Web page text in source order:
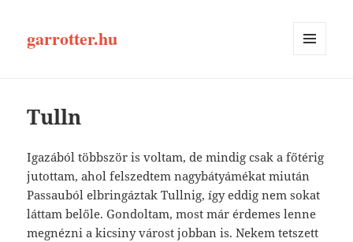
garrotter.hu
Tulln
Igazából többször is voltam, de mindig csak a főtérig
jutottam, ahol felszedtem nagybátyámékat miután
Passauból elbringáztak Tullnig, így eddig nem sokat
láttam belőle. Gondoltam, most már érdemes lenne
megnézni a kicsiny várost jobban is. Nekem tetszett